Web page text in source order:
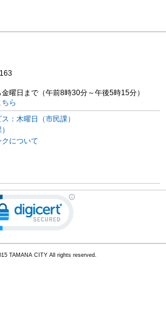
曜日まで（午前8時30分～午後5時15分）
ら
：木曜日（市民課）
について
TAMANA CITY All rights reserved.